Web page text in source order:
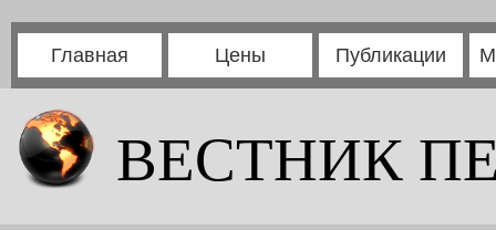
Главная Цены Публикации
ВЕСТНИК